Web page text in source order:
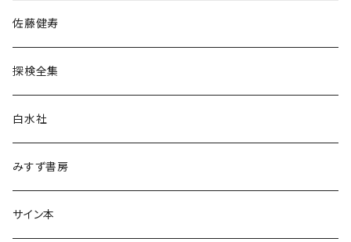
民族・風習
言語・ことば
佐藤健寿
探検全集
白水社
みすず書房
サイン本